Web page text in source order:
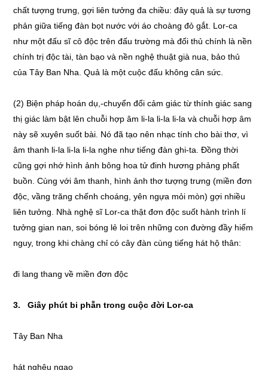
chất tượng trưng, gợi liên tưởng đa chiều: đây quả là sự tương
phản giữa tiếng đàn bọt nước với áo choàng đỏ gắt. Lor-ca
như một đấu sĩ cô độc trên đấu trường mà đối thủ chính là nền
chính trị độc tài, tàn bạo và nền nghệ thuật già nua, bảo thủ
của Tây Ban Nha. Quả là một cuộc đấu không cân sức.
(2) Biện pháp hoán dụ,-chuyển đổi cảm giác từ thính giác sang
thị giác làm bật lên chuỗi hợp âm li-la li-la li-la và chuỗi hợp âm
này sẽ xuyên suốt bài. Nó đã tạo nên nhạc tính cho bài thơ, vì
âm thanh li-la li-la li-la nghe như tiếng đàn ghi-ta. Đồng thời
cũng gợi nhớ hình ảnh bông hoa tử đinh hương phảng phất
buồn. Cùng với âm thanh, hình ảnh thơ tượng trưng (miền đơn
độc, vầng trăng chếnh choáng, yên ngựa mỏi mòn) gợi nhiều
liên tưởng. Nhà nghệ sĩ Lor-ca thật đơn độc suốt hành trình lí
tưởng gian nan, soi bóng lẻ loi trên những con đường đầy hiểm
nguy, trong khi chàng chỉ có cây đàn cùng tiếng hát hộ thân:
đi lang thang về miền đơn độc
3. Giây phút bi phẫn trong cuộc đời Lor-ca
Tây Ban Nha
hát nghêu ngao